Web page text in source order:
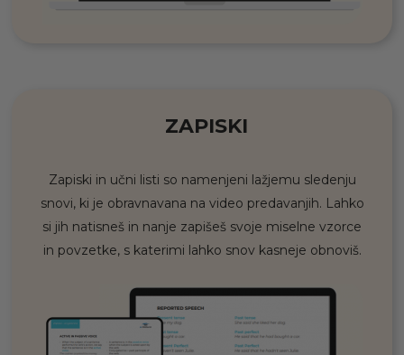
ZAPISKI
Zapiski in učni listi so namenjeni lažjemu sledenju
snovi, ki je obravnavana na video predavanjih. Lahko
si jih natisneš in nanje zapišeš svoje miselne vzorce
in povzetke, s katerimi lahko snov kasneje obnoviš.